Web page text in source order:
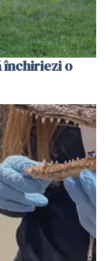
închiriezi o